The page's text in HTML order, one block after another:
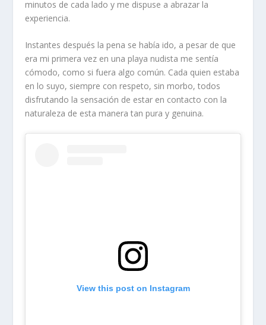
minutos de cada lado y me dispuse a abrazar la
experiencia.
Instantes después la pena se había ido, a pesar de que
era mi primera vez en una playa nudista me sentía
cómodo, como si fuera algo común. Cada quien estaba
en lo suyo, siempre con respeto, sin morbo, todos
disfrutando la sensación de estar en contacto con la
naturaleza de esta manera tan pura y genuina.
View this post on Instagram